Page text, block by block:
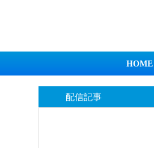
HOME
配信記事